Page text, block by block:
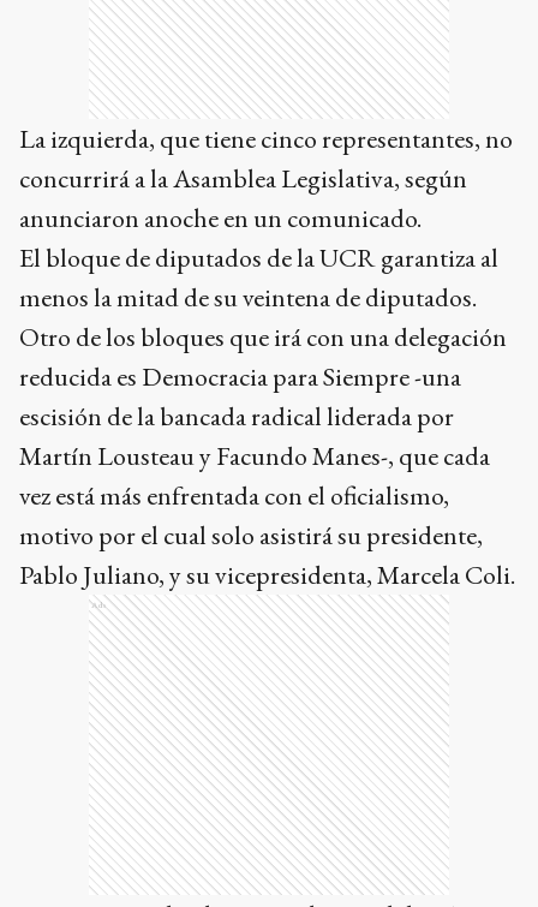
La izquierda, que tiene cinco representantes, no
concurrirá a la Asamblea Legislativa, según
anunciaron anoche en un comunicado.
El bloque de diputados de la UCR garantiza al
menos la mitad de su veintena de diputados.
Otro de los bloques que irá con una delegación
reducida es Democracia para Siempre -una
escisión de la bancada radical liderada por
Martín Lousteau y Facundo Manes-, que cada
vez está más enfrentada con el oficialismo,
motivo por el cual solo asistirá su presidente,
Pablo Juliano, y su vicepresidenta, Marcela Coli.
Ads